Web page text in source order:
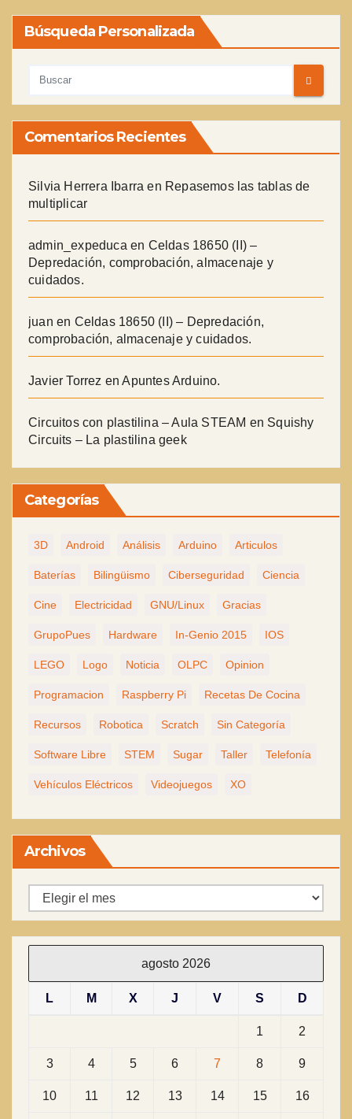
Búsqueda Personalizada
Comentarios Recientes
Silvia Herrera Ibarra en Repasemos las tablas de
multiplicar
admin_expeduca en Celdas 18650 (II) –
Depredación, comprobación, almacenaje y
cuidados.
juan en Celdas 18650 (II) – Depredación,
comprobación, almacenaje y cuidados.
Javier Torrez enApuntes Arduino.
Circuitos con plastilina – Aula STEAM en Squishy
Circuits – La plastilina geek
Categorías
3D Android Análisis Arduino Articulos
Baterías Bilingüismo Ciberseguridad Ciencia
Cine Electricidad GNU/Linux Gracias
GrupoPues Hardware In-Genio 2015 IOS
LEGO Logo Noticia OLPC Opinion
Programacion Raspberry Pi Recetas De Cocina
Recursos Robotica Scratch Sin Categoría
Software Libre STEM Sugar Taller Telefonía
Vehículos Eléctricos Videojuegos XO
Archivos
Archivos
agosto 2026
L M X J V S D
1 2
3 4 5 6 7 8 9
10 11 12 13 14 15 16